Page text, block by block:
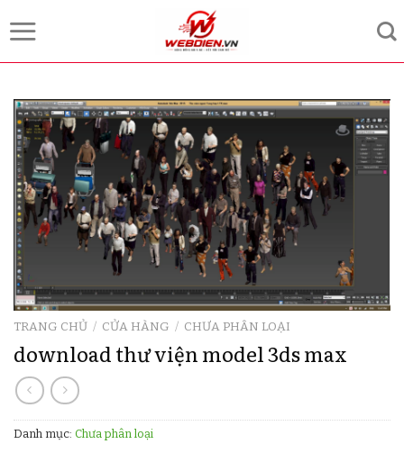
to
TRANG CHỦ / CỬA HÀNG / CHƯA PHÂN LOẠI
download thư viện model 3ds max
Danh mục: Chưa phân loại